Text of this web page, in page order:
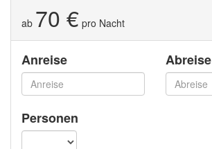
ab 70 € pro Nacht
Anreise Abreise
Personen